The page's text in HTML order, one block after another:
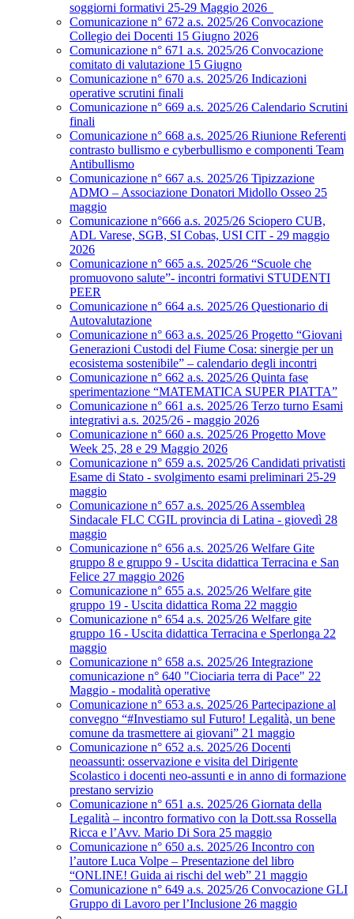
soggiorni formativi 25-29 Maggio 2026
Comunicazione n° 672 a.s. 2025/26 Convocazione
Collegio dei Docenti 15 Giugno 2026
Comunicazione n° 671 a.s. 2025/26 Convocazione
comitato di valutazione 15 Giugno
Comunicazione n° 670 a.s. 2025/26 Indicazioni
operative scrutini finali
Comunicazione n° 669 a.s. 2025/26 Calendario Scrutini
finali
Comunicazione n° 668 a.s. 2025/26 Riunione Referenti
contrasto bullismo e cyberbullismo e componenti Team
Antibullismo
Comunicazione n° 667 a.s. 2025/26 Tipizzazione
ADMO – Associazione Donatori Midollo Osseo 25
maggio
Comunicazione n°666 a.s. 2025/26 Sciopero CUB,
ADL Varese, SGB, SI Cobas, USI CIT - 29 maggio
2026
Comunicazione n° 665 a.s. 2025/26 “Scuole che
promuovono salute”- incontri formativi STUDENTI
PEER
Comunicazione n° 664 a.s. 2025/26 Questionario di
Autovalutazione
Comunicazione n° 663 a.s. 2025/26 Progetto “Giovani
Generazioni Custodi del Fiume Cosa: sinergie per un
ecosistema sostenibile” – calendario degli incontri
Comunicazione n° 662 a.s. 2025/26 Quinta fase
sperimentazione “MATEMATICA SUPER PIATTA”
Comunicazione n° 661 a.s. 2025/26 Terzo turno Esami
integrativi a.s. 2025/26 - maggio 2026
Comunicazione n° 660 a.s. 2025/26 Progetto Move
Week 25, 28 e 29 Maggio 2026
Comunicazione n° 659 a.s. 2025/26 Candidati privatisti
Esame di Stato - svolgimento esami preliminari 25-29
maggio
Comunicazione n° 657 a.s. 2025/26 Assemblea
Sindacale FLC CGIL provincia di Latina - giovedì 28
maggio
Comunicazione n° 656 a.s. 2025/26 Welfare Gite
gruppo 8 e gruppo 9 - Uscita didattica Terracina e San
Felice 27 maggio 2026
Comunicazione n° 655 a.s. 2025/26 Welfare gite
gruppo 19 - Uscita didattica Roma 22 maggio
Comunicazione n° 654 a.s. 2025/26 Welfare gite
gruppo 16 - Uscita didattica Terracina e Sperlonga 22
maggio
Comunicazione n° 658 a.s. 2025/26 Integrazione
comunicazione n° 640 "Ciociaria terra di Pace" 22
Maggio - modalità operative
Comunicazione n° 653 a.s. 2025/26 Partecipazione al
convegno “#Investiamo sul Futuro! Legalità, un bene
comune da trasmettere ai giovani” 21 maggio
Comunicazione n° 652 a.s. 2025/26 Docenti
neoassunti: osservazione e visita del Dirigente
Scolastico i docenti neo-assunti e in anno di formazione
prestano servizio
Comunicazione n° 651 a.s. 2025/26 Giornata della
Legalità – incontro formativo con la Dott.ssa Rossella
Ricca e l’Avv. Mario Di Sora 25 maggio
Comunicazione n° 650 a.s. 2025/26 Incontro con
l’autore Luca Volpe – Presentazione del libro
“ONLINE! Guida ai rischi del web” 21 maggio
Comunicazione n° 649 a.s. 2025/26 Convocazione GLI
Gruppo di Lavoro per l’Inclusione 26 maggio